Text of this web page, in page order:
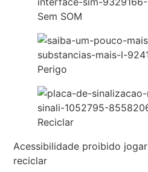
Sem SOM
Perigo
Reciclar
Acessibilidade proibido
reciclar